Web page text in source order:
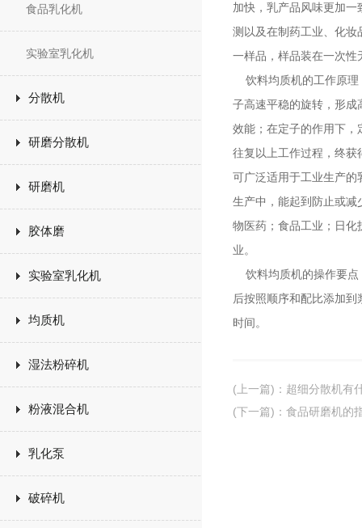
食品乳化机
实验室乳化机
分散机
研磨分散机
研磨机
胶体磨
实验室乳化机
均质机
湿法粉碎机
粉液混合机
乳化泵
破碎机
加快，乳产品风味更加
测以及在制药工业、化
一样品，样品装在一次
饮料均质机的工作原理
子高速平稳的旋转，形
效能；在定子的作用下
往复以上工作过程，终
可广泛适用于工业生产
生产中，能起到防止或
物医药；食品工业；日
业。
饮料均质机的操作要点
后按照顺序和配比添加
时间。
(上一篇) ： 超细分散机有
(下一篇) ： 食品研磨机的